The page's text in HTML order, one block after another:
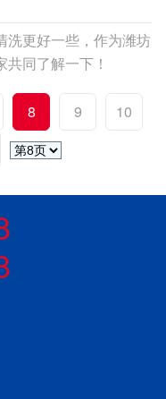
洗更好一些，作为潍坊
同了解一下！
8 9
10